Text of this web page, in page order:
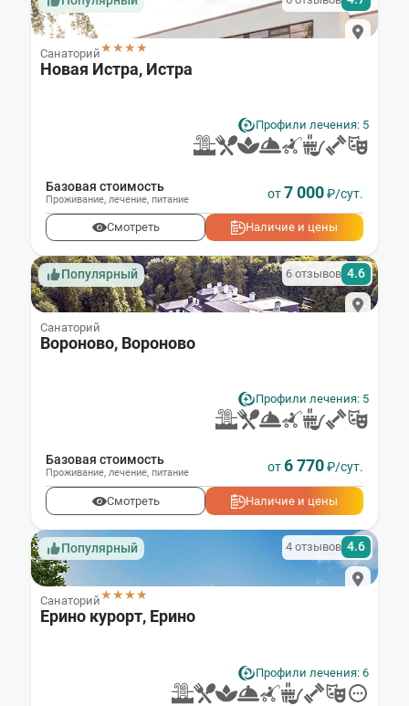
Санаторий★★★★
Новая Истра, Истра
Профили лечения: 5
Базовая стоимость
Проживание лечение питание от7 000₽/сут.
Смотреть Наличие и цены
Популярный
Санаторий
6 отзывов 4.6
Вороново, Вороново
Профили лечения: 5
Базовая стоимость
Проживание, лечение, питание от6 770₽/сут.
Смотреть Наличие и цены
Популярный
Санаторий★★★★
4 отзывов 4.6
Ерино курорт, Ерино
Профили лечения: 6